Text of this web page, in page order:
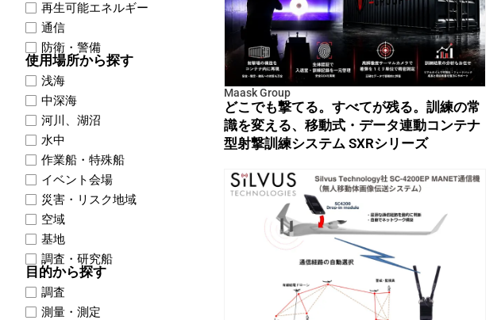
再生可能エネルギー
通信
防衛・警備
使用場所から探す
浅海
中深海
河川、湖沼
水中
作業船・特殊船
イベント会場
災害・リスク地域
空域
基地
調査・研究船
目的から探す
調査
測量・測定
Maask Group
どこでも撃てる。すべてが残る。訓練の常
識を変える、移動式・データ連動コンテナ
型射撃訓練システム SXRシリーズ